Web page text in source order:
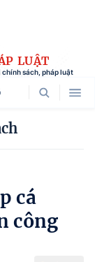
LUẬT
chính sách, pháp luật
cá
công